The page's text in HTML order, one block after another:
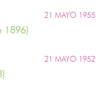
21 MAYO 1955
1896)
21 MAYO 1952